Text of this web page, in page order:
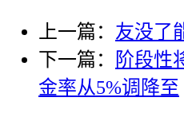
上一篇： 友没了
下一篇：
阶段性
金率从5%调降至